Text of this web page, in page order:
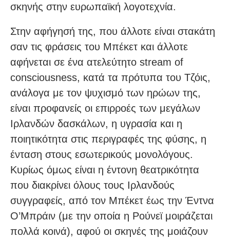
σκηνής στην ευρωπαϊκή λογοτεχνία.
Στην αφήγησή της, που άλλοτε είναι στακάτη
σαν τις φράσεις του Μπέκετ και άλλοτε
αφήνεται σε ένα ατελεύτητο stream of
consciousness, κατά τα πρότυπα του Τζόις,
ανάλογα με τον ψυχισμό των ηρώων της,
είναι προφανείς οι επιρροές των μεγάλων
Ιρλανδών δασκάλων, η υγρασία και η
ποιητικότητα στις περιγραφές της φύσης, η
ένταση στους εσωτερικούς μονολόγους.
Κυρίως όμως είναι η έντονη θεατρικότητα
που διακρίνει όλους τους Ιρλανδούς
συγγραφείς, από τον Μπέκετ έως την Έντνα
Ο’Μπράιν (με την οποία η Ρούνεϊ μοιράζεται
πολλά κοινά), αφού οι σκηνές της μοιάζουν